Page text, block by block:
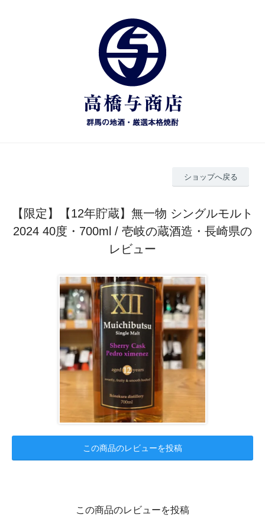
ショップへ戻る
【限定】【12年貯蔵】無一物 シングルモルト
2024 40度・700ml / 壱岐の蔵酒造・長崎県の
レビュー
この商品のレビューを投稿
この商品のレビューを投稿